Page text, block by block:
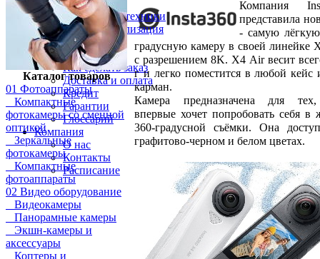
Услуги
Прокат фототехники
Выкуп и реализация
Покупателям
Акции
Как сделать заказ
Доставка и оплата
Кредит
Гарантии
Глоссарий
Компания
О нас
Контакты
Расписание
Каталог товаров
01 Фотоаппараты
Компактные
фотокамеры со сменной
оптикой
Зеркальные
фотокамеры
Компактные
фотоаппараты
02 Видео оборудование
Видеокамеры
Панорамные камеры
Экшн-камеры и
аксессуары
Коптеры и
Компания
представила
- самую
градусную камеру в своей линейке
с разрешением 8K. X4 Air весит
г и легко поместится в любой кейс
карман.
Камера предназначена для
впервые хочет попробовать себя в
360-градусной съёмки. Она
графитово-черном и белом цветах.